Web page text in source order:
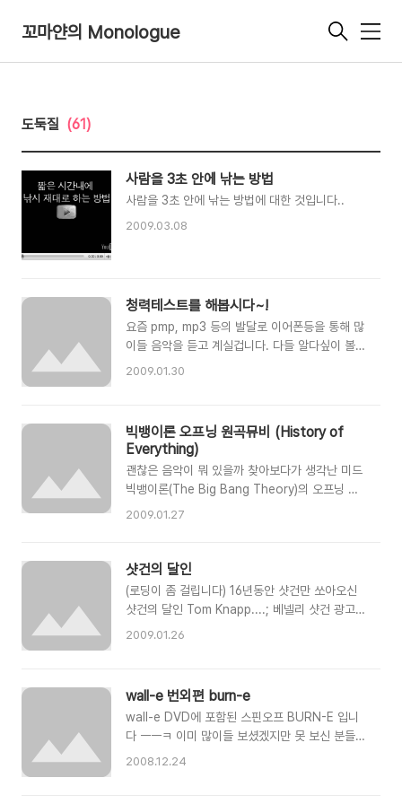
꼬마얀의 Monologue
메
도둑질 (61)
사람을 3초 안에 낚는 방법
사람을 3초 안에 낚는 방법에 대한 것입니다..
2009.03.08
청력테스트를 해봅시다~!
요즘 pmp, mp3 등의 발달로 이어폰등을 통해 많
이들 음악을 듣고 계실겁니다. 다들 알다싶이 볼륨
이 너무 클 경우 청력이 손실될 수 있는데, 아래의
단 사이트로 들어가서 각 항목별로 ▶ 플레이 버튼
을 눌러서 어느정도 소리까지 들리는지 확인해보
시면 됩니다. 아래는 결과에 따른 간략 설명! ■
8kHz: 귀가 상했거나 연로하셨거나, 아니면 둘
다. ■ 10kHz: 귀가 10대를 기억하지 못하고 계
14.9kHz: 30대 정도의 청력입니다. ■ 15.8..
2009.01.30
빅뱅이론 오프닝 원곡뮤비 (History of
Everything)
괜찮은 음악이 뭐 있을까 찾아보다가 생각난 미드
빅뱅이론(The Big Bang Theory)의 오프닝 음
악을 찾아보니 드라마를 위해서 만든 곡이 아니라
라는 곡입니다. 20초정도까지가 드라마 오프닝으
로 나오는 부분이죠 :) 찾아봐도 한글자막까지 입
혀진 것이 따로 보이지않아 s9에도 넣을겸해서 후
다닥 자막을 입히고 공유차원에서 블로그에도 올
려봅니다 -_-a 자막을 좀 발로 만들어서 싱크가
받아가세요~
2009.01.27
샷건의 달인
(로딩이 좀 걸립니다) 16년동안 샷건만 쏘아오신
샷건의 달인 Tom Knapp....; 베넬리 샷건 광고
동영상이라고 하는데, 이거... 이분 실력이 장난이
면 좀비는 씨가 마를듯;
2009.01.26
wall-e 번외편 burn-e
wall-e DVD에 포함된 스핀오프 BURN-E 입니
다 ㅡㅡㅋ 이미 많이들 보셨겠지만 못 보신 분들
구경 함 하시라고 올려봅니다 -ㅂ- 필히 WALL-E
2008.12.24